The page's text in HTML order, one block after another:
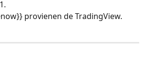
provienen de TradingView.